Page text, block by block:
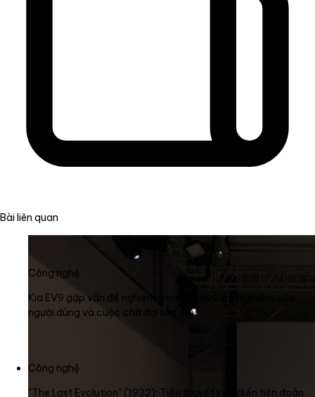
Bài liên quan
Công nghệ
Kia EV9 gặp vấn đề nghiêm trọng về pin: Trải nghiệm của
người dùng và cuộc chờ đợi kéo dài
Công nghệ
"The Last Evolution" (1932): Tiểu thuyết kinh điển tiên đoán